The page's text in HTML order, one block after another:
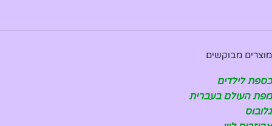
מוצרים מבוקשים
כספת לילדים
מפת העולם בעברית
גלובוס